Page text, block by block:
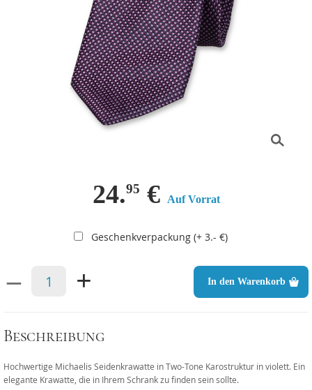
24.95 € Auf Vorrat
Geschenkverpackung (+ 3.- €)
– + In den Warenkorb
Beschreibung
Hochwertige Michaelis Seidenkrawatte in Two-Tone Karostruktur in violett. Ein
elegante Krawatte, die in Ihrem Schrank zu finden sein sollte.